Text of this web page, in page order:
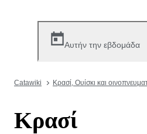
Αυτήν την εβδομάδα
Catawiki Κρασί, Ουίσκι και
Κρασί